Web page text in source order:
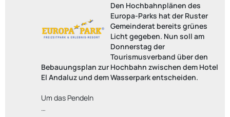
Den Hochbahnplänen des
Europa-Parks hat der Ruster
Gemeinderat bereits grünes
Licht gegeben. Nun soll am
Donnerstag der
Tourismusverband über den
Bebauungsplan zur Hochbahn zwischen dem Hotel
El Andaluz und dem Wasserpark entscheiden.
Um das Pendeln
…